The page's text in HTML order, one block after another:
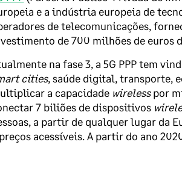
e a indústria europeia de
de telecomunicações,
de 700 milhões de euros
na fase 3, a 5G PPP tem
cities, saúde digital, transporte,
a capacidade wirelesspor
7 biliões de dispositivos
a partir de qualquer lugar da
acessíveis. A partir do ano